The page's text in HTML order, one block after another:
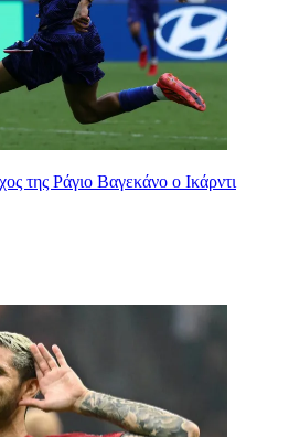
της Ράγιο Βαγεκάνο ο Ικάρντι